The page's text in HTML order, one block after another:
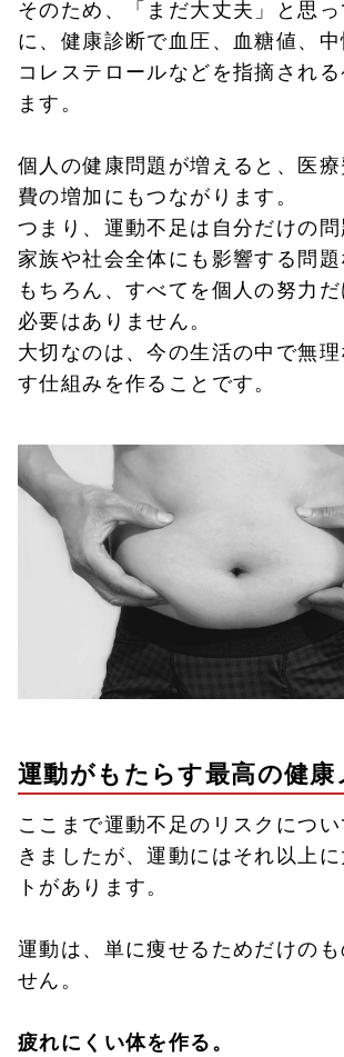
そのため、「まだ大丈夫」と思
に、健康診断で血圧、血糖値、
コレステロールなどを指摘され
ます。
個人の健康問題が増えると、医
費の増加にもつながります。
つまり、運動不足は自分だけの問
家族や社会全体にも影響する問題
もちろん、すべてを個人の努力
必要はありません。
大切なのは、今の生活の中で無
す仕組みを作ることです。
運動がもたらす最高の健康
ここまで運動不足のリスクにつ
きましたが、運動にはそれ以上
トがあります。
運動は、単に痩せるためだけの
せん。
疲れにくい体を作る。